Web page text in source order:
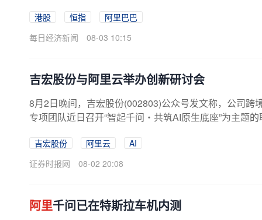
港股 恒指
阿里巴巴
每日经济新闻
08-03 10:15
吉宏股份与阿里云举办创新研讨会
8月2日晚间，吉宏股份(002803)公众号发文称，公司
专项团队近日召开“智起千问・共筑AI原生底座”为主题
吉宏股份 阿里云
AI
证券时报网
08-02 20:08
阿里千问已在特斯拉车机内测